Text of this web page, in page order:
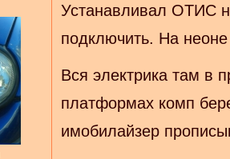
Устанавливал ОТИС
подключить. На
Вся электрика там в
платформах комп
имобилайзер